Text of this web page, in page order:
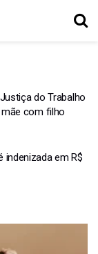
do Trabalho
com filho
indenizada em R$